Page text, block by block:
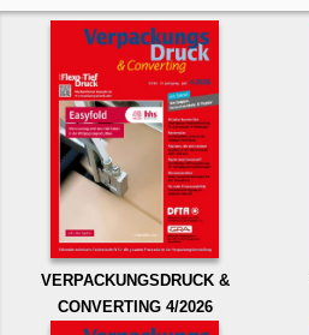
VERPACKUNGSDRUCK &
CONVERTING 4/2026